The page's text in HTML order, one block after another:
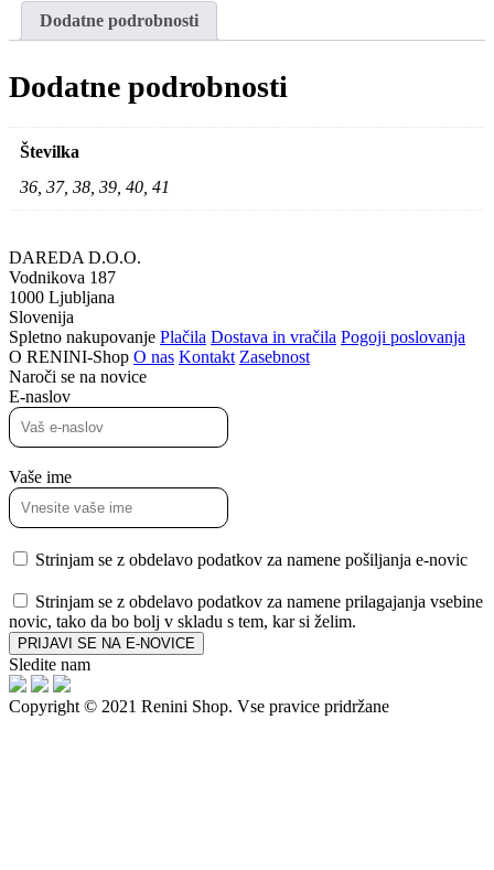
Dodatne podrobnosti
Dodatne podrobnosti
Številka
36, 37, 38, 39, 40, 41
DAREDA D.O.O.
Vodnikova 187
1000 Ljubljana
Slovenija
Spletno nakupovanje Plačila Dostava in vračila Pogoji poslovanja
O RENINI-Shop O nas Kontakt Zasebnost
Naroči se na novice
E-naslov
Vaše ime
Strinjam se z obdelavo podatkov za namene pošiljanja e-novic
Strinjam se z obdelavo podatkov za namene prilagajanja vsebine
novic, tako da bo bolj v skladu s tem, kar si želim.
PRIJAVI SE NA E-NOVICE
Sledite nam
Copyright © 2021 Renini Shop. Vse pravice pridržane